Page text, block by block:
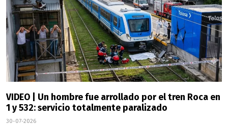
VIDEO | Un hombre fue arrollado por el tren Roca en
1 y 532: servicio totalmente paralizado
30-07-2026